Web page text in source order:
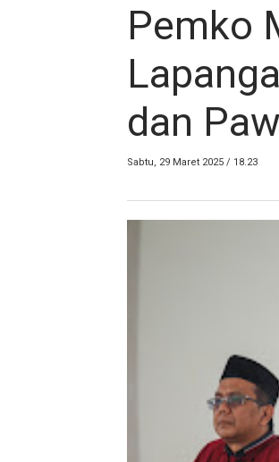
Pemko
dan
Sabtu, 29 Maret 2025 / 18.23